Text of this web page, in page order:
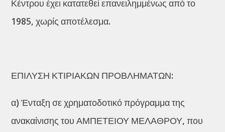
Κέντρου έχει κατατεθεί επανειλημμένως από το
1985, χωρίς αποτέλεσμα.
ΕΠΙΛΥΣΗ ΚΤΙΡΙΑΚΩΝ ΠΡΟΒΛΗΜΑΤΩΝ:
α) Ένταξη σε χρηματοδοτικό πρόγραμμα της
ανακαίνισης του ΑΜΠΕΤΕΙΟΥ ΜΕΛΑΘΡΟΥ, που